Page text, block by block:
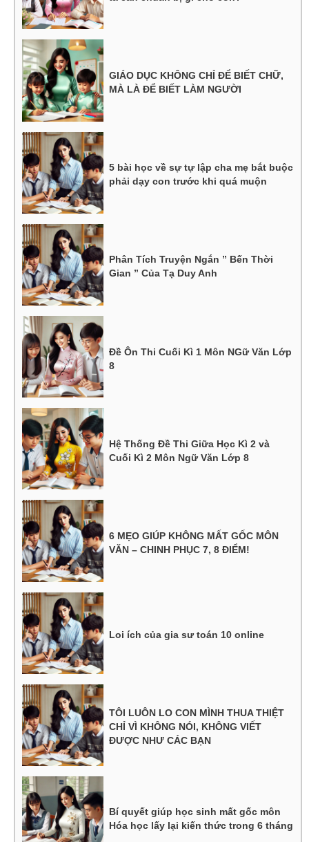
GIÁO DỤC KHÔNG CHỈ ĐỂ BIẾT CHỮ,
MÀ LÀ ĐỂ BIẾT LÀM NGƯỜI
5 bài học về sự tự lập cha mẹ bắt buộc
phải dạy con trước khi quá muộn
Phân Tích Truyện Ngắn ” Bến Thời
Gian ” Của Tạ Duy Anh
Đề Ôn Thi Cuối Kì 1 Môn NGữ Văn Lớp
8
Hệ Thống Đề Thi Giữa Học Kì 2 và
Cuối Kì 2 Môn Ngữ Văn Lớp 8
6 MẸO GIÚP KHÔNG MẤT GỐC MÔN
VĂN – CHINH PHỤC 7, 8 ĐIỂM!
Loi ích của gia sư toán 10 online
TÔI LUÔN LO CON MÌNH THUA THIỆT
CHỈ VÌ KHÔNG NÓI, KHÔNG VIẾT
ĐƯỢC NHƯ CÁC BẠN
Bí quyết giúp học sinh mất gốc môn
Hóa học lấy lại kiến thức trong 6 tháng